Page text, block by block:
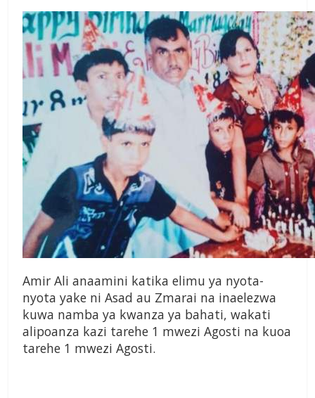
Amir Ali anaamini katika elimu ya nyota-
nyota yake ni Asad au Zmarai na inaelezwa
kuwa namba ya kwanza ya bahati, wakati
alipoanza kazi tarehe 1 mwezi Agosti na kuoa
tarehe 1 mwezi Agosti.